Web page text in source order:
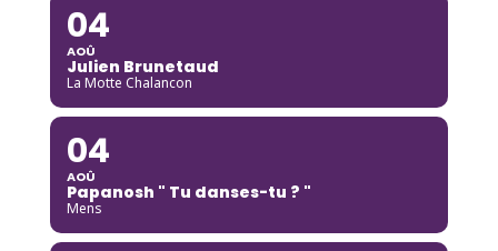
04
AOÛ
Julien Brunetaud
La Motte Chalancon
04
AOÛ
Papanosh " Tu danses-tu ? "
Mens